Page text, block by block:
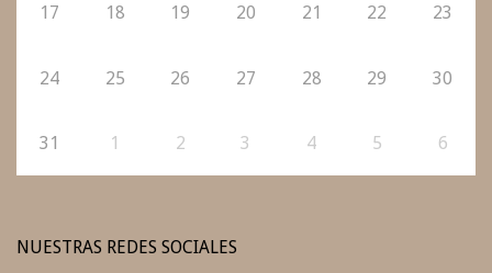
17 18 19 20 21 22 23
24 25 26 27 28 29 30
31 1 2 3 4 5 6
NUESTRAS REDES SOCIALES